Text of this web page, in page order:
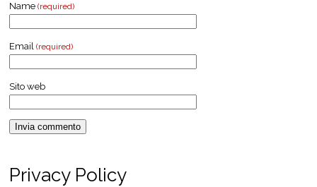
Name (required)
Email (required)
Sito web
Privacy Policy